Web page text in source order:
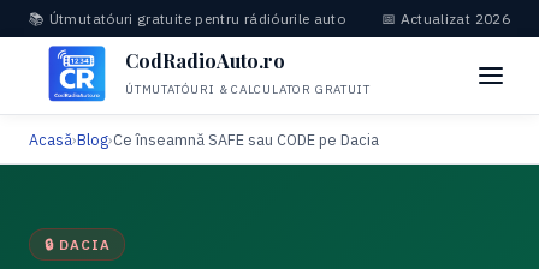
📚 Útmutatóuri gratuite pentru rádióurile auto 📅 Actualizat 2026
CodRadioAuto.ro
ÚTMUTATÓURI & CALCULATOR GRATUIT
Acasă›Blog›Ce înseamnă SAFE sau CODE pe Dacia
🔒 DACIA